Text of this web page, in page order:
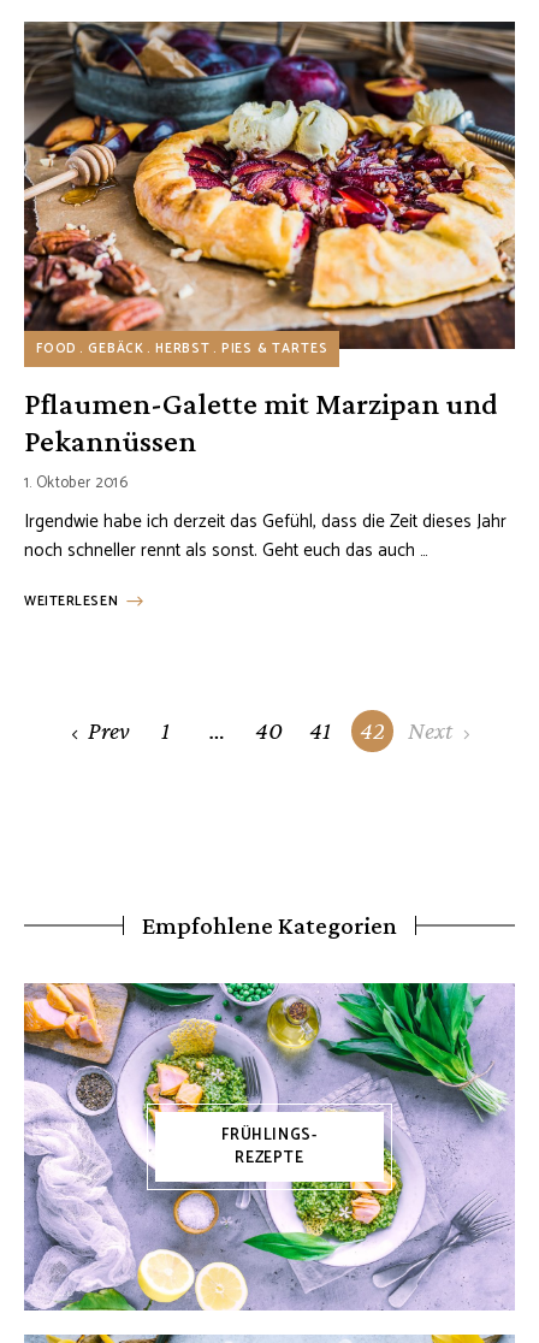
FOOD GEBÄCK HERBST PIES & TARTES
Pflaumen-Galette mit Marzipan und
Pekannüssen
1. Oktober 2016
Irgendwie habe ich derzeit das Gefühl, dass die Zeit dieses Jahr
noch schneller rennt als sonst. Geht euch das auch …
WEITERLESEN
Posts Prev 1 … 40 41 42 Next
Empfohlene Kategorien
FRÜHLINGS-
REZEPTE